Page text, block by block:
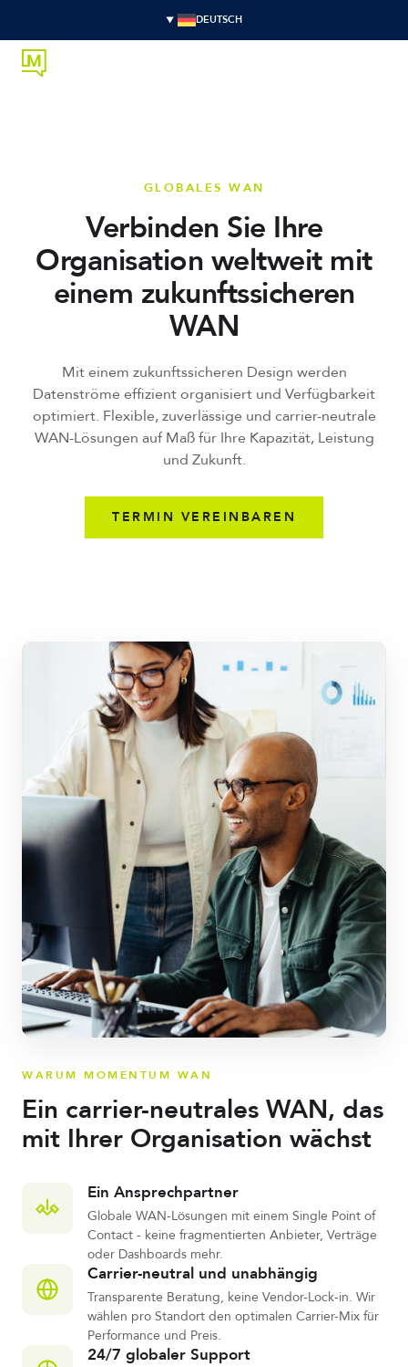
DEUTSCH
GLOBALES WAN
Verbinden Sie Ihre
Organisation weltweit mit
einem zukunftssicheren
WAN
Mit einem zukunftssicheren Design werden
Datenströme effizient organisiert und Verfügbarkeit
optimiert. Flexible, zuverlässige und carrier-neutrale
WAN-Lösungen auf Maß für Ihre Kapazität, Leistung
und Zukunft.
TERMIN VEREINBAREN
WARUM MOMENTUM WAN
Ein carrier-neutrales WAN, das
mit Ihrer Organisation wächst
Ein Ansprechpartner
Globale WAN-Lösungen mit einem Single Point of
Contact - keine fragmentierten Anbieter, Verträge
oder Dashboards mehr.
Carrier-neutral und unabhängig
Transparente Beratung, keine Vendor-Lock-in. Wir
wählen pro Standort den optimalen Carrier-Mix für
Performance und Preis.
24/7 globaler Support